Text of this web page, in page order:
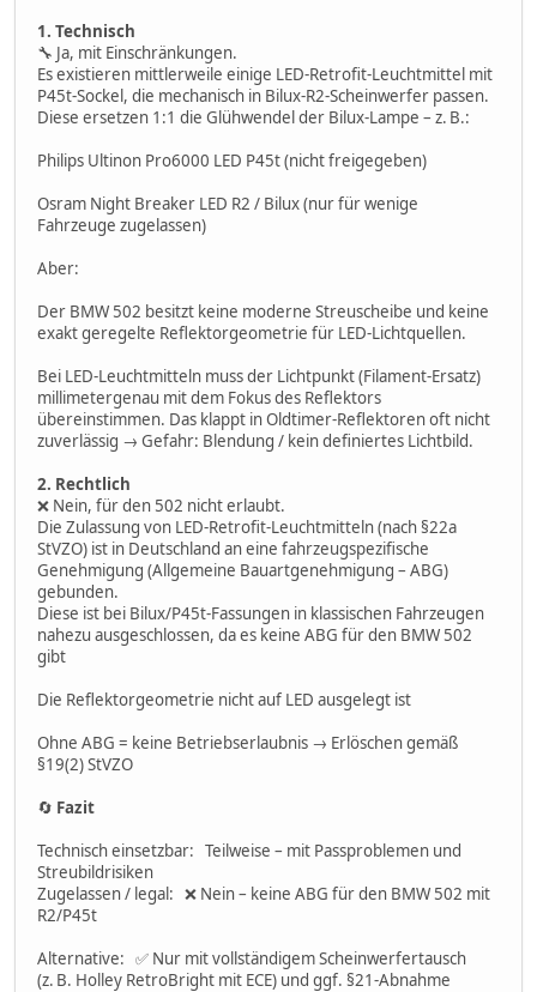
1. Technisch
🔧 Ja, mit Einschränkungen.
Es existieren mittlerweile einige LED-Retrofit-Leuchtmittel mit
P45t-Sockel, die mechanisch in Bilux-R2-Scheinwerfer passen.
Diese ersetzen 1:1 die Glühwendel der Bilux-Lampe – z. B.:
Philips Ultinon Pro6000 LED P45t (nicht freigegeben)
Osram Night Breaker LED R2 / Bilux (nur für wenige
Fahrzeuge zugelassen)
Aber:
Der BMW 502 besitzt keine moderne Streuscheibe und keine
exakt geregelte Reflektorgeometrie für LED-Lichtquellen.
Bei LED-Leuchtmitteln muss der Lichtpunkt (Filament-Ersatz)
millimetergenau mit dem Fokus des Reflektors
übereinstimmen. Das klappt in Oldtimer-Reflektoren oft nicht
zuverlässig → Gefahr: Blendung / kein definiertes Lichtbild.
2. Rechtlich
❌ Nein, für den 502 nicht erlaubt.
Die Zulassung von LED-Retrofit-Leuchtmitteln (nach §22a
StVZO) ist in Deutschland an eine fahrzeugspezifische
Genehmigung (Allgemeine Bauartgenehmigung – ABG)
gebunden.
Diese ist bei Bilux/P45t-Fassungen in klassischen Fahrzeugen
nahezu ausgeschlossen, da es keine ABG für den BMW 502
gibt
Die Reflektorgeometrie nicht auf LED ausgelegt ist
Ohne ABG = keine Betriebserlaubnis → Erlöschen gemäß
§19(2) StVZO
🔄 Fazit
Technisch einsetzbar: Teilweise – mit Passproblemen und
Streubildrisiken
Zugelassen / legal: ❌ Nein – keine ABG für den BMW 502 mit
R2/P45t
Alternative: ✅ Nur mit vollständigem Scheinwerfertausch
(z. B. Holley RetroBright mit ECE) und ggf. §21-Abnahme